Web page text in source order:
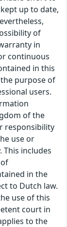
up to date,
of
in
continuous
in this
purpose of
users.
of the
responsibility
use or
This includes
in the
to Dutch law.
use of this
court in
to the